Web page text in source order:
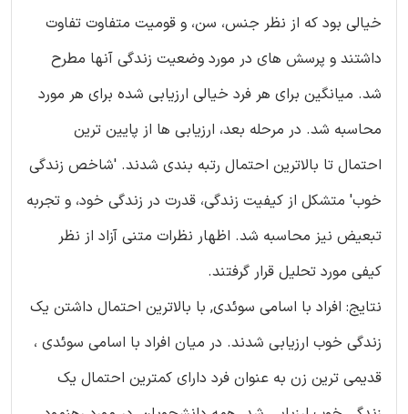
خیالی بود که از نظر جنس، سن، و قومیت متفاوت تفاوت
داشتند و پرسش های در مورد وضعیت زندگی آنها مطرح
شد. میانگین برای هر فرد خیالی ارزیابی شده برای هر مورد
محاسبه شد. در مرحله بعد، ارزیابی ها از پایین ترین
احتمال تا بالاترین احتمال رتبه بندی شدند. 'شاخص زندگی
خوب' متشکل از کیفیت زندگی، قدرت در زندگی خود، و تجربه
تبعیض نیز محاسبه شد. اظهار نظرات متنی آزاد از نظر
کیفی مورد تحلیل قرار گرفتند.
نتایج: افراد با اسامی سوئدی, با بالاترین احتمال داشتن یک
زندگی خوب ارزیابی شدند. در میان افراد با اسامی سوئدی ،
قدیمی ترین زن به عنوان فرد دارای کمترین احتمال یک